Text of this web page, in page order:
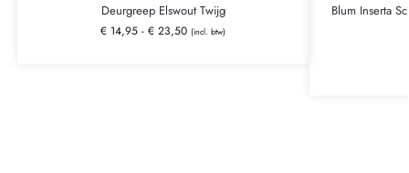
Deurgreep Elswout Twijg
€ 14,95 - € 23,50 (incl. btw)
Blum Inserta